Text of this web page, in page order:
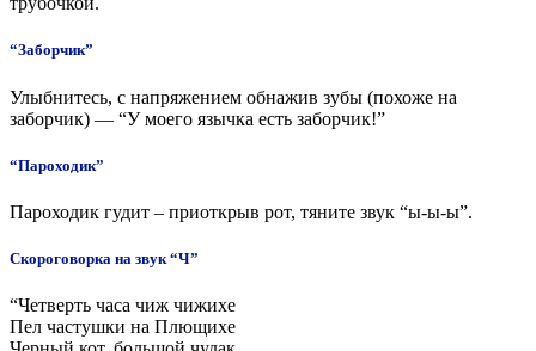
“Заборчик”
Улыбнитесь, с напряжением обнажив зубы (похоже на
заборчик) — “У моего язычка есть заборчик!”
“Пароходик”
Пароходик гудит – приоткрыв рот, тяните звук “ы-ы-ы”.
Скороговорка на звук “Ч”
“Четверть часа чиж чижихе
Пел частушки на Плющихе